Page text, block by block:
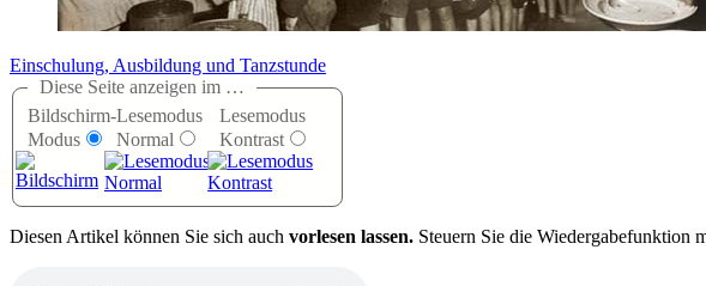
Einschulung, Ausbildung und Tanzstunde
Diese Seite anzeigen im …
Bildschirm-
Modus
Lesemodus
Normal
Lesemodus
Kontrast
Diesen Artikel können Sie sich auch vorlesen lassen. Steuern Sie die Wiedergabefunktion